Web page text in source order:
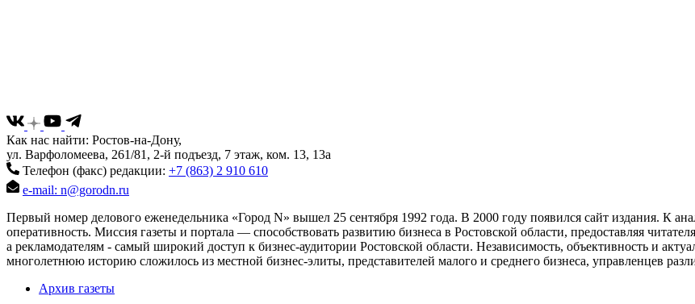
Как нас найти: Ростов-на-Дону,
ул. Варфоломеева, 261/81, 2-й подъезд, 7 этаж, ком. 13, 13а
Телефон (факс) редакции: +7 (863) 2 910 610
e-mail: n@gorodn.ru
Первый номер делового еженедельника «Город N» вышел 25 сентября 1992 года. В 2000 году появился сайт издания. К
оперативность. Миссия газеты и портала — способствовать развитию бизнеса в Ростовской области, предоставляя
а рекламодателям - самый широкий доступ к бизнес-аудитории Ростовской области. Независимость, объективность и
многолетнюю историю сложилось из местной бизнес-элиты, представителей малого и среднего бизнеса, управленцев
Архив газеты